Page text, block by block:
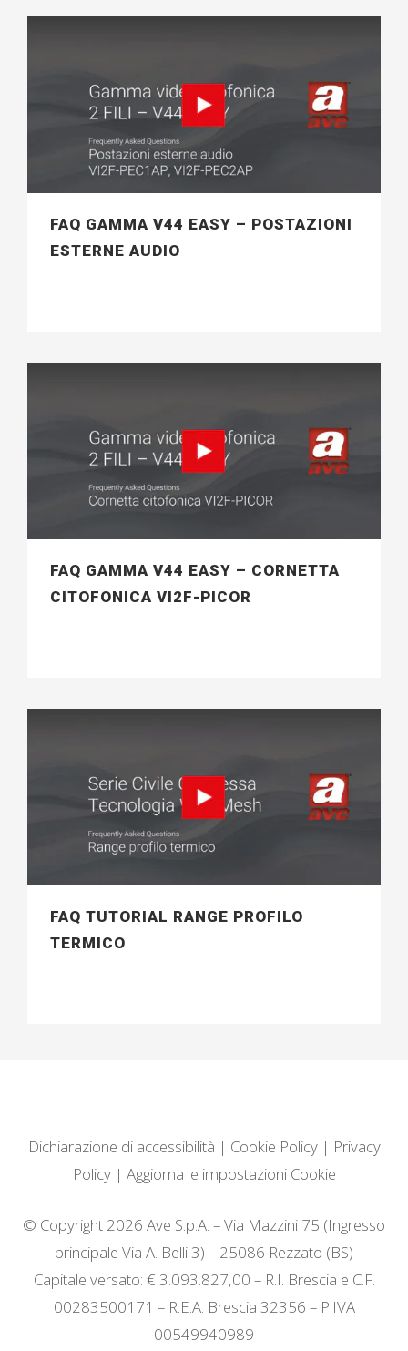
FAQ GAMMA V44 EASY – POSTAZIONI
ESTERNE AUDIO
FAQ GAMMA V44 EASY – CORNETTA
CITOFONICA VI2F-PICOR
FAQ TUTORIAL RANGE PROFILO
TERMICO
Dichiarazione di accessibilità | Cookie Policy| Privacy
Policy| Aggiorna le impostazioni Cookie
© Copyright 2026 Ave S.p.A. – Via Mazzini 75 (Ingresso
principale Via A. Belli 3) – 25086 Rezzato (BS)
Capitale versato: € 3.093.827,00 – R.I. Brescia e C.F.
00283500171 – R.E.A. Brescia 32356 – P.IVA
00549940989